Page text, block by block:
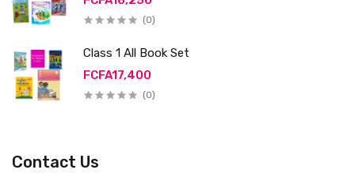
(0)
Class 1 All Book Set
FCFA17,400
(0)
Contact Us